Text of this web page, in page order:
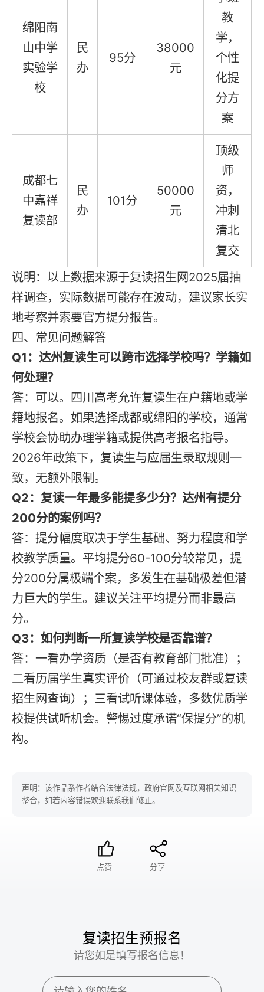
绵阳南
山中学
实验学
校
民
办
95分
38000
元
教
学，
个性
化提
分方
案
成都七
中嘉祥
复读部
民
办
101分
50000
元
顶级
师
资，
冲刺
清北
复交
说明：以上数据来源于复读招生网2025届抽
样调查，实际数据可能存在波动，建议家长实
地考察并索要官方提分报告。
四、常见问题解答
Q1：达州复读生可以跨市选择学校吗？学籍如
何处理？
答：可以。四川高考允许复读生在户籍地或学
籍地报名。如果选择成都或绵阳的学校，通常
学校会协助办理学籍或提供高考报名指导。
2026年政策下，复读生与应届生录取规则一
致，无额外限制。
Q2：复读一年最多能提多少分？达州有提分
200分的案例吗？
答：提分幅度取决于学生基础、努力程度和学
校教学质量。平均提分60-100分较常见，提
分200分属极端个案，多发生在基础极差但潜
力巨大的学生。建议关注平均提分而非最高
分。
Q3：如何判断一所复读学校是否靠谱？
答：一看办学资质（是否有教育部门批准）；
二看历届学生真实评价（可通过校友群或复读
招生网查询）；三看试听课体验，多数优质学
校提供试听机会。警惕过度承诺“保提分”的机
构。
声明：该作品系作者结合法律法规，政府官网及互联网相关知识
整合，如若内容错误欢迎联系我们修正。
点赞 分享
复读招生预报名
请您如是填写报名信息！